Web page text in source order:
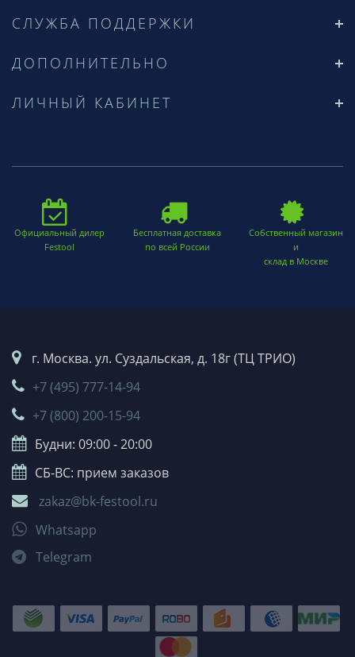
СЛУЖБА ПОДДЕРЖКИ
ДОПОЛНИТЕЛЬНО
ЛИЧНЫЙ КАБИНЕТ
Официальный дилер
Festool
Бесплатная доставка
по всей России
Собственный магазин
и
склад в Москве
г. Москва. ул. Суздальская, д. 18г (ТЦ ТРИО)
+7 (495) 777-14-94
+7 (800) 200-15-94
Будни: 09:00 - 20:00
СБ-ВС: прием заказов
zakaz@bk-festool.ru
Whatsapp
Telegram